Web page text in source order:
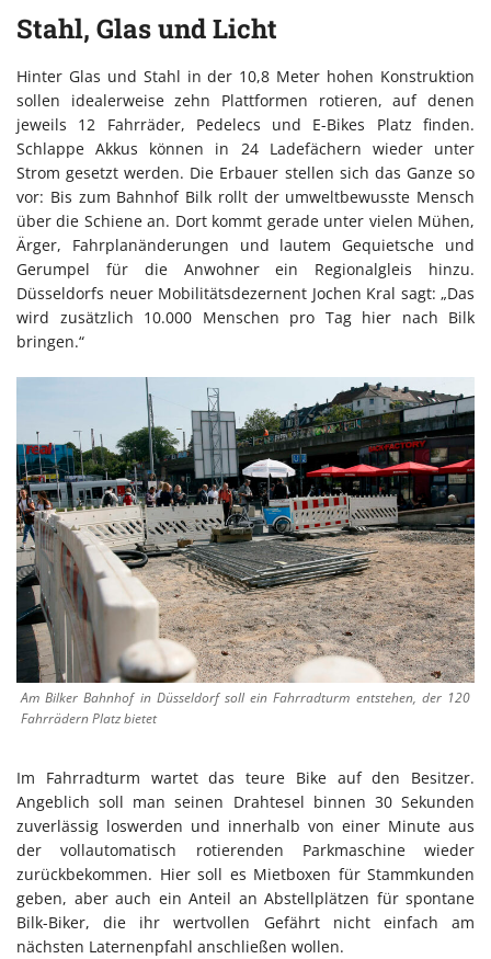
Stahl, Glas und Licht
Hinter Glas und Stahl in der 10,8 Meter hohen Konstruktion
sollen idealerweise zehn Plattformen rotieren, auf denen
jeweils 12 Fahrräder, Pedelecs und E-Bikes Platz finden.
Schlappe Akkus können in 24 Ladefächern wieder unter
Strom gesetzt werden. Die Erbauer stellen sich das Ganze so
vor: Bis zum Bahnhof Bilk rollt der umweltbewusste Mensch
über die Schiene an. Dort kommt gerade unter vielen Mühen,
Ärger, Fahrplanänderungen und lautem Gequietsche und
Gerumpel für die Anwohner ein Regionalgleis hinzu.
Düsseldorfs neuer Mobilitätsdezernent Jochen Kral sagt: „Das
wird zusätzlich 10.000 Menschen pro Tag hier nach Bilk
bringen.“
Am Bilker Bahnhof in Düsseldorf soll ein Fahrradturm entstehen, der 120
Fahrrädern Platz bietet
Im Fahrradturm wartet das teure Bike auf den Besitzer.
Angeblich soll man seinen Drahtesel binnen 30 Sekunden
zuverlässig loswerden und innerhalb von einer Minute aus
der vollautomatisch rotierenden Parkmaschine wieder
zurückbekommen. Hier soll es Mietboxen für Stammkunden
geben, aber auch ein Anteil an Abstellplätzen für spontane
Bilk-Biker, die ihr wertvollen Gefährt nicht einfach am
nächsten Laternenpfahl anschließen wollen.